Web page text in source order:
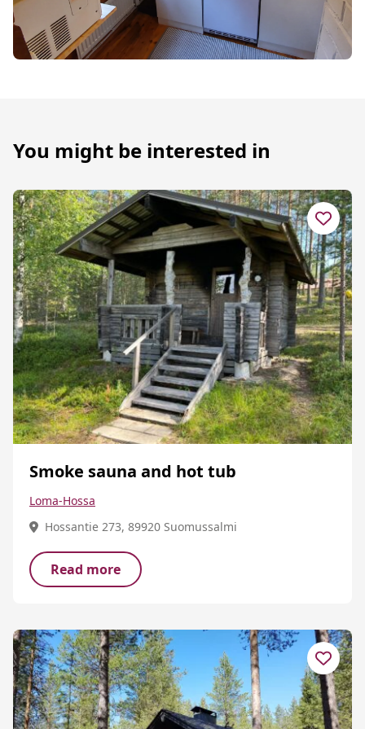
You might be interested in
Smoke sauna and hot tub
Loma-Hossa
Hossantie 273, 89920 Suomussalmi
Read more